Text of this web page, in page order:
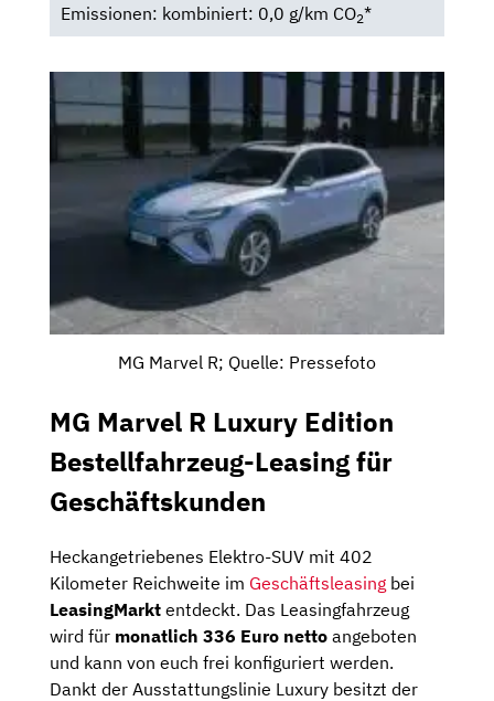
Emissionen: kombiniert: 0,0 g/km CO2*
MG Marvel R; Quelle: Pressefoto
MG Marvel R Luxury Edition
Bestellfahrzeug-Leasing für
Geschäftskunden
Heckangetriebenes Elektro-SUV mit 402
Kilometer Reichweite im Geschäftsleasing bei
LeasingMarkt entdeckt. Das Leasingfahrzeug
wird für monatlich 336 Euro netto angeboten
und kann von euch frei konfiguriert werden.
Dankt der Ausstattungslinie Luxury besitzt der